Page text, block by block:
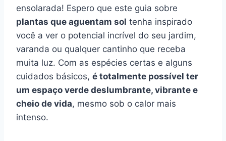
ensolarada! Espero que este guia sobre
plantas que aguentam sol tenha inspirado
você a ver o potencial incrível do seu jardim,
varanda ou qualquer cantinho que receba
muita luz. Com as espécies certas e alguns
cuidados básicos, é totalmente possível ter
um espaço verde deslumbrante, vibrante e
cheio de vida, mesmo sob o calor mais
intenso.